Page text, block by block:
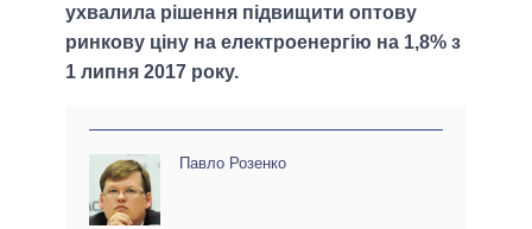
ухвалила рішення підвищити оптову
ринкову ціну на електроенергію на 1,8% з
1 липня 2017 року.
Павло Розенко